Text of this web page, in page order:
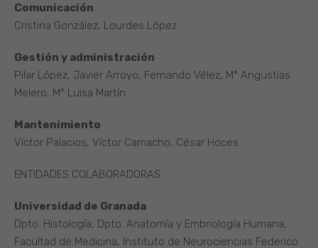
Comunicación
Cristina González, Lourdes López
Gestión y administración
Pilar López, Javier Arroyo, Fernando Vélez, Mª Angustias
Melero, Mª Luisa Martín
Mantenimiento
Víctor Palacios, Víctor Camacho, César Hoces
ENTIDADES COLABORADORAS
Universidad de Granada
Dpto. Histología, Dpto. Anatomía y Embriología Humana,
Facultad de Medicina, Instituto de Neurociencias Federico